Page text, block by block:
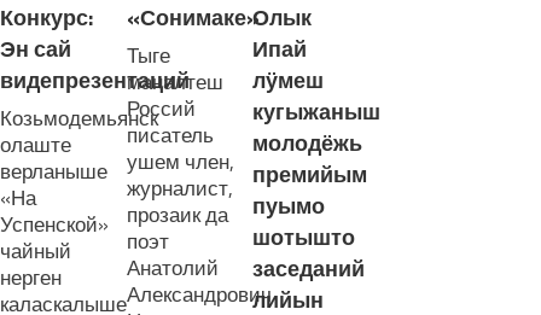
Конкурс:
Эн сай
видепрезентаций
Козьмодемьянск
олаште
верланыше
«На
Успенской»
чайный
нерген
каласкалыше
«Сонимаке»
Тыге
маналтеш
Россий
писатель
ушем член,
журналист,
прозаик да
поэт
Анатолий
Александрович
Олык
Ипай
лӱмеш
кугыжаныш
молодёжь
премийым
пуымо
шотышто
заседаний
лийын